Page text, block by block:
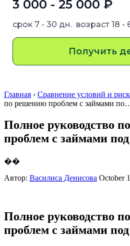
3 000 - 25 000 ₽
срок 7 - 30 дн. возраст 18 -
Получить
Главная › Сравнение условий и
по решению проблем с займами
Полное руководство
проблем с займами под
��
Автор: Василиса Денисова October
Полное руководство
проблем с займами под